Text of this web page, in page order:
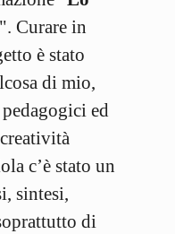
". Curare in
è stato
di mio,
ed
c’è stato un
sintesi,
di